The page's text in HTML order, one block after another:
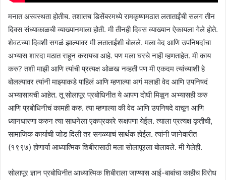
मनात अस्वस्थता होतीच. तशातच डिसेंबरमध्ये रामकृष्णमठात लताताईंची सलग तीन
दिवस संध्याकाळची व्याख्यानमाला होती. मी तीनही दिवस व्याख्यान ऐकायला गेले होते.
शेवटच्या दिवशी सगळं झाल्यावर मी लताताईंशी बोलले. मला वेद आणि उपनिषदांचा
अभ्यास शारदा मठात राहून करायचा आहे. पण मला घरचे नाही म्हणताहेत. मी काय
करु? तशी माझी आणि त्यांची प्रत्यक्ष ओळख नव्हती पण मी एकदम त्यांच्याशी हे
बोलल्यावर त्यांनी माझ्याकडे पाहिलं आणि म्हणाल्या अगं मलाही वेद आणि उपनिषदं
अभ्यासायची आहेत. तू सोलापूर प्रबोधिनीत ये आपण दोघी मिळुन अभ्यासही करु
आणि प्रबोधिनीचं कामही करु. त्या म्हणाल्या की वेद आणि उपनिषदे वाचून आणि
ध्यानधारणा करुन त्या साधनेला एकप्रकारे रूक्षपणा येईल. त्याला प्रत्यक्ष कृतीची,
सामाजिक कार्याची जोड दिली तर सगळ्याचं सार्थक होईल. त्यांनी जानेवारीत
(१९९७) होणार्या आध्यात्मिक शिबीरासाठी मला सोलापूरला बोलावले. मी गेलेही.
सोलापूर ज्ञान प्रबोधिनीत आध्यात्मिक शिबीराला जाण्यास आई-बाबांचा काहीच विरोध